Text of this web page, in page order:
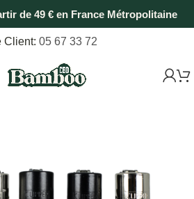
de 49 € en France Métropolitaine
Client: 05 67 33 72